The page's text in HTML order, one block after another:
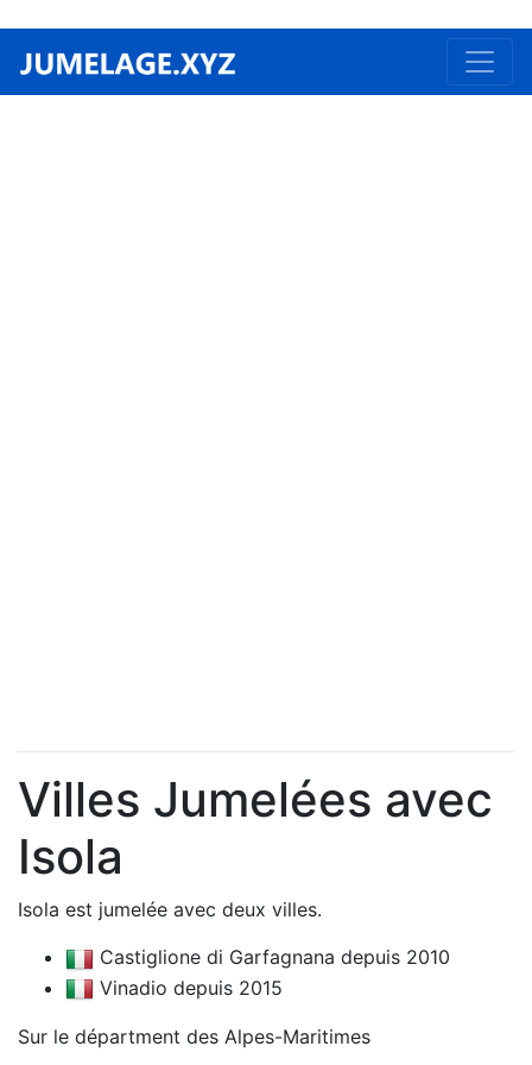
Villes Jumelées avec
Isola
Isola est jumelée avec deux villes.
Castiglione di Garfagnana depuis 2010
Vinadio depuis 2015
Sur le départment des Alpes-Maritimes